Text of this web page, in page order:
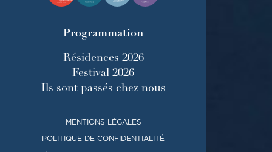
Programmation
Résidences 2026
Festival 2026
Ils sont passés chez nous
MENTIONS LÉGALES
POLITIQUE DE CONFIDENTIALITÉ